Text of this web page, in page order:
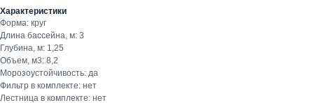
Характеристики
Форма: круг
Длина бассейна, м: 3
Глубина, м: 1,25
Объем, м3: 8,2
Морозоустойчивость: да
Фильтр в комплекте: нет
Лестница в комплекте: нет